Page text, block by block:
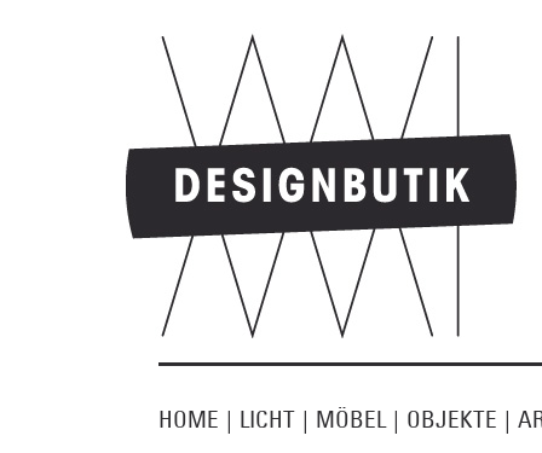
HOME | LICHT | MÖBEL | OBJEKTE |